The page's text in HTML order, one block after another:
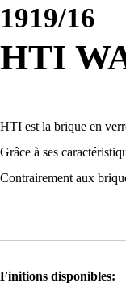
1919/16
HTI
HTI est la brique en
Grâce à ses
Contrairement aux
Finitions disponibles: